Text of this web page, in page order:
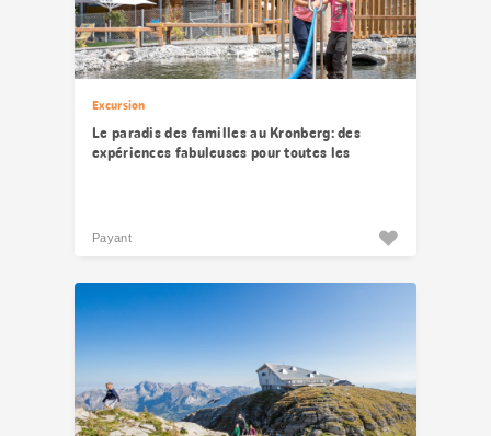
Excursion
Le paradis des familles au Kronberg: des
expériences fabuleuses pour toutes les
Payant